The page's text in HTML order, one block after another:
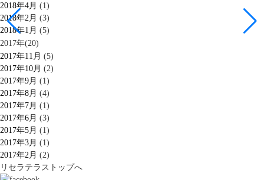
2018年4月 (1)
2018年2月 (3)
2018年1月 (5)
2017年(20)
2017年11月 (5)
2017年10月 (2)
2017年9月 (1)
2017年8月 (4)
2017年7月 (1)
2017年6月 (3)
2017年5月 (1)
2017年3月 (1)
2017年2月 (2)
リセラテラストップへ